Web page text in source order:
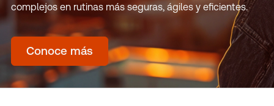
complejos en rutinas más seguras, ágiles y eficientes.
Conoce más